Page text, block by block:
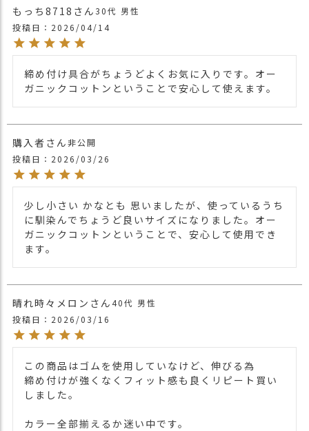
商品詳細
ム。
人気アイテムのなので、ギフトにも間違い
また、カラー豊富にご用意しておりますの
でお洒落にコーディネートが出来ます。
切なあなたのお肌を守ります。
ットの性質が備わっています。
その為、特殊な加工をしなくても、UVカッ
ト機能があります。
＊UPFとは…紫外線対策の先進国であるオ
UPF50+が最高値です。
※認証機関より認証されたオーガニックコ
※生地の入荷時期により色の濃さ等が異な
ります。
※肌への負担を減らす為に、布タグを順次
でご了承ください。
もっち8718 30代 男性
投稿日
2026/04/14
締め付け具合がちょうどよくお気に入りです。オー
ガニックコットンということで安心して使えます。
購入者
非公開
投稿日
2026/03/26
少し小さい かなとも 思いましたが、使っているうち
に馴染んでちょうど良いサイズになりました。オー
ガニックコットンということで、安心して使用でき
ます。
晴れ時々メロン 40代 男性
投稿日
2026/03/16
この商品はゴムを使用していなけど、伸びる為
締め付けが強くなくフィット感も良くリピート買い
しました。
カラー全部揃えるか迷い中です。